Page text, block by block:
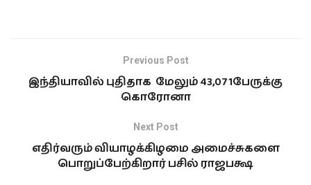
Previous Post
இந்தியாவில் புதிதாக மேலும் 43,071பேருக்கு
கொரோனா
Next Post
எதிர்வரும் வியாழக்கிழமை அமைச்சுகளை
பொறுப்பேற்கிறார் பசில் ராஜபக்ஷ